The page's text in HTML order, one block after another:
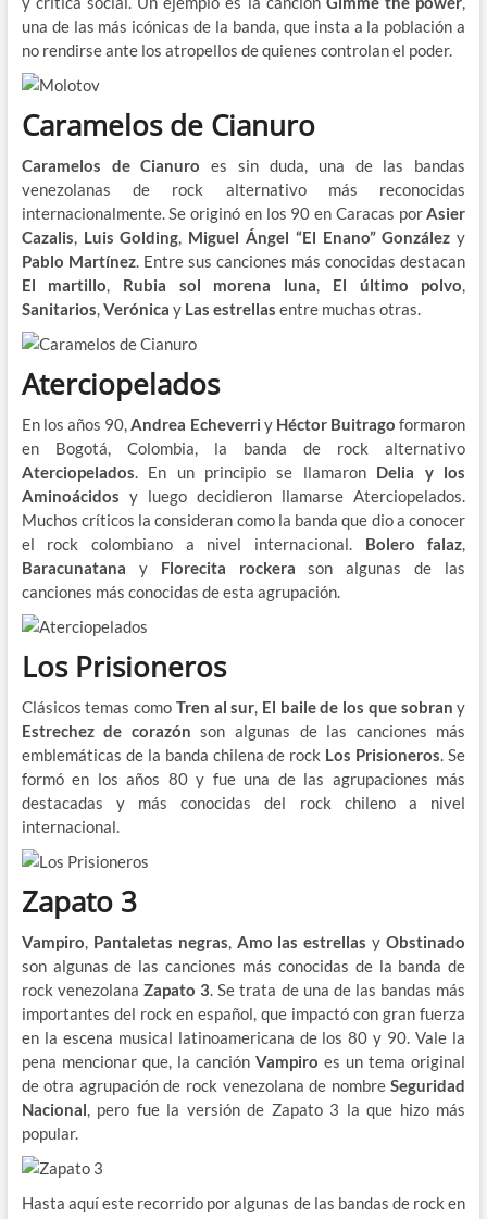
una de las más icónicas de la banda, que insta a la población a
no rendirse ante los atropellos de quienes controlan el poder.
Caramelos de Cianuro
Caramelos de Cianuroes sin duda, una de las bandas
venezolanas de rock alternativo más reconocidas
internacionalmente. Se originó en los 90 en Caracas porAsier
Cazalis, Luis Golding, Miguel Ángel “El Enano” González y
Pablo Martínez. Entre sus canciones más conocidas destacan
El martillo, Rubia sol morena luna, El último polvo,
Sanitarios,Verónica y Las estrellas entre muchas otras.
Aterciopelados
En los años 90,Andrea Echeverri y Héctor Buitrago formaron
en Bogotá, Colombia, la banda de rock alternativo
Aterciopelados. En un principio se llamaron Delia y los
Aminoácidos y luego decidieron llamarse Aterciopelados.
Muchos críticos la consideran como la banda que dio a conocer
el rock colombiano a nivel internacional. Bolero falaz,
Baracunatana y Florecita rockera son algunas de las
canciones más conocidas de esta agrupación.
Los Prisioneros
Clásicos temas como Tren al sur, El baile de los que sobran y
Estrechez de corazón son algunas de las canciones más
emblemáticas de la banda chilena de rock Los Prisioneros. Se
formó en los años 80 y fue una de las agrupaciones más
destacadas y más conocidas del rock chileno a nivel
internacional.
Zapato 3
Vampiro,Pantaletas negras,Amo las estrellasy Obstinado
son algunas de las canciones más conocidas de la banda de
rock venezolanaZapato 3. Se trata de una de las bandas más
importantes del rock en español, que impactó con gran fuerza
en la escena musical latinoamericana de los 80 y 90. Vale la
pena mencionar que, la canciónVampiro es un tema original
de otra agrupación de rock venezolana de nombreSeguridad
Nacional, pero fue la versión de Zapato 3 la que hizo más
popular.
Hasta aquí este recorrido por algunas de las bandas de rock en